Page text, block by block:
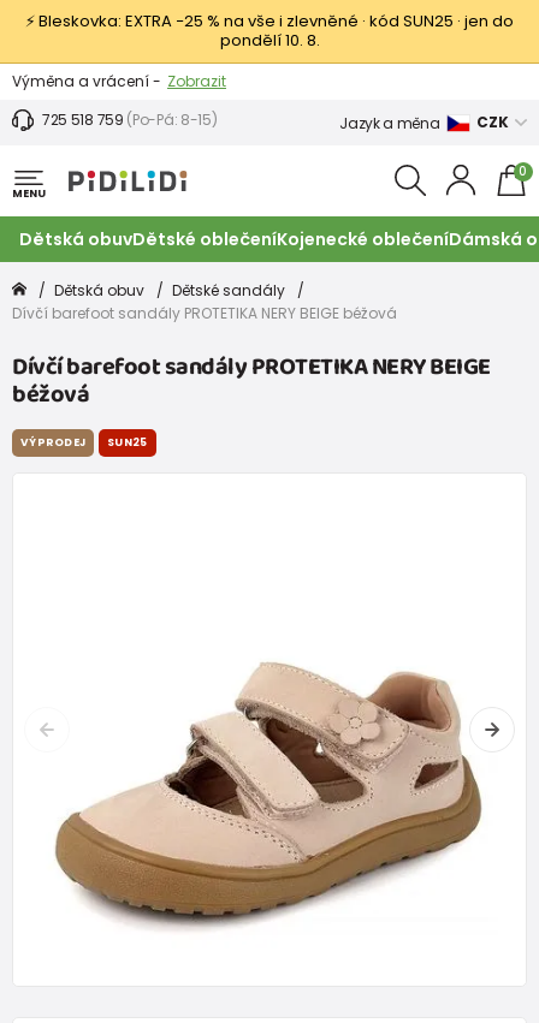
⚡ Bleskovka: EXTRA −25 % na vše i zlevněné · kód SUN25 · jen do
pondělí 10. 8.
Výměna a vrácení - Zobrazit
Sleva 100 Kč na první nákup -
725 518 759 (Po-Pá: 8-15) Jazyk a měna CZK
MENU
0
Dětská obuvDětské oblečeníKojenecké oblečeníDámská
Dětská obuv
Dětské sandály
Dívčí barefoot sandály PROTETIKA NERY BEIGE béžová
Dívčí barefoot sandály PROTETIKA NERY BEIGE
béžová
VÝPRODEJ SUN25